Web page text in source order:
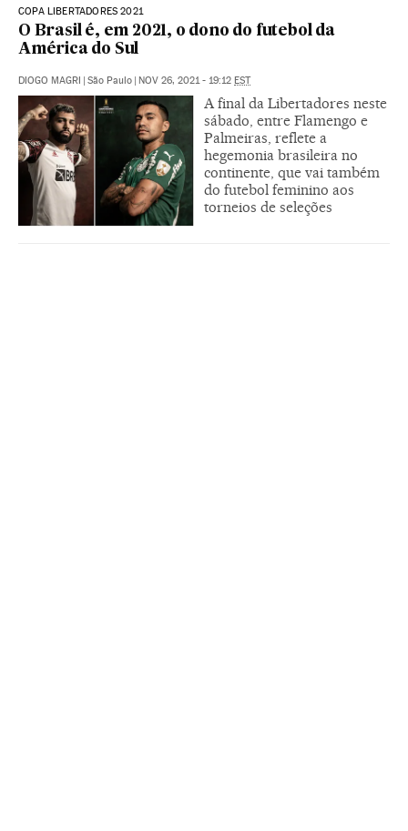
COPA LIBERTADORES 2021
O Brasil é, em 2021, o dono do futebol da
América do Sul
DIOGO MAGRI São Paulo NOV 26, 2021 - 19:12 EST
A final da Libertadores neste
sábado, entre Flamengo e
Palmeiras, reflete a
hegemonia brasileira no
continente, que vai também
do futebol feminino aos
torneios de seleções